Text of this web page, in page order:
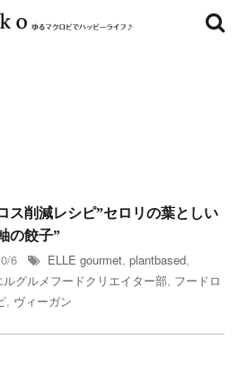
ス削減レシピ”セロリの葉としい
の餃子”
6 ELLE gourmet, plantbased,
ルグルメフードクリエイター部, フードロ
, ヴィーガン